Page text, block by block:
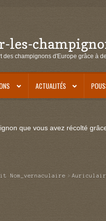
des champignons d'Europe grâce à
ACTUALITÉS
que vous avez récolté
Nom_vernaculaire